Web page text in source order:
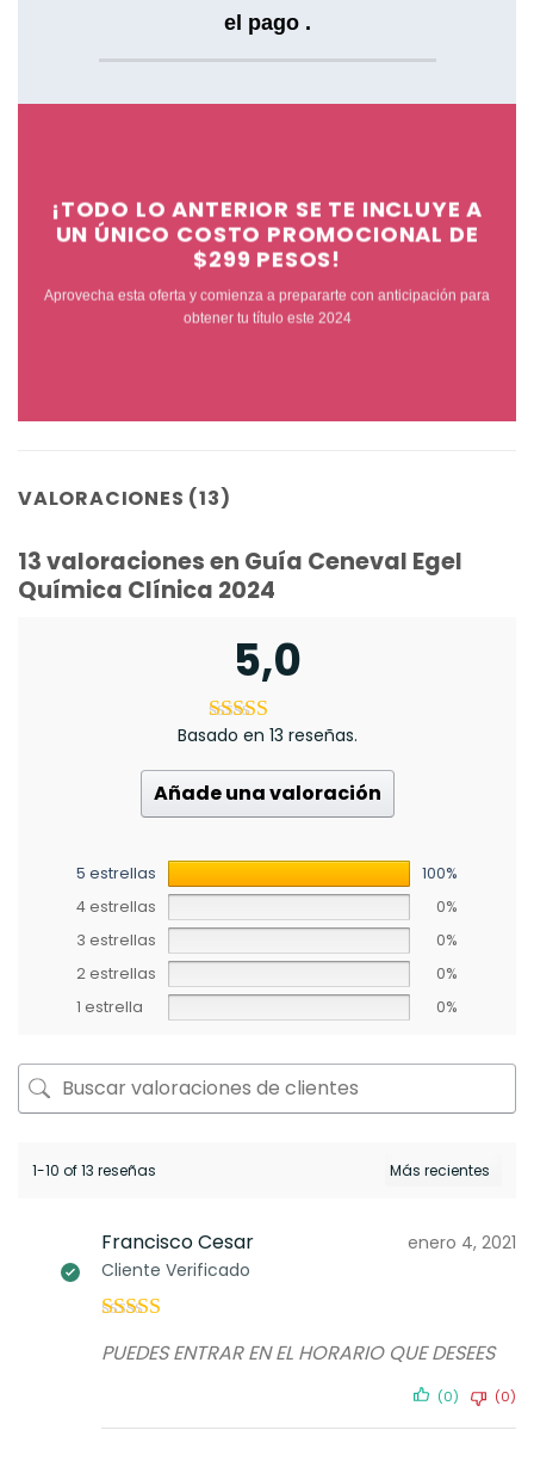
el pago .
¡TODO LO ANTERIOR SE TE INCLUYE A
UN ÚNICO COSTO PROMOCIONAL DE
$299 PESOS!
Aprovecha esta oferta y comienza a prepararte con anticipación para
obtener tu título este 2024
VALORACIONES (13)
13 valoraciones en Guía Ceneval Egel
Química Clínica 2024
5,0
Basado en 13 reseñas.
Añade una valoración
5 estrellas
100%
4 estrellas
0%
3 estrellas
0%
2 estrellas
0%
1 estrella
0%
1-10 of 13 reseñas
Francisco Cesar
Cliente Verificado
enero 4, 2021
5de 5
PUEDES ENTRAR EN EL HORARIO QUE DESEES
(0) (0)